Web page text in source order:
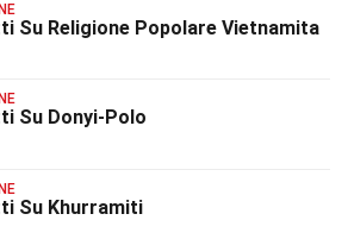
Su Religione Popolare Vietnamita
Su Donyi-Polo
Su Khurramiti